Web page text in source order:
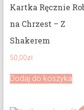
Kartka Ręcznie
na Chrzest – Z
Shakerem
50,00zł
Dodaj do koszyka